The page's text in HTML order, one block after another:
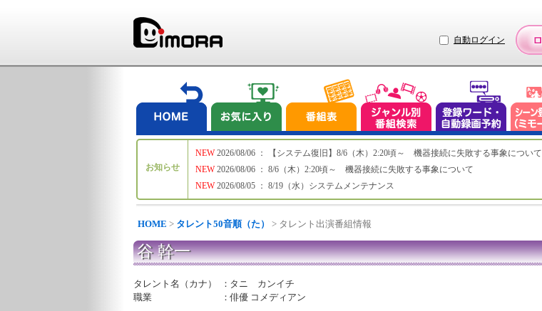
自動ログイン
お知らせ
NEW
NEW
NEW
2026/08/06 ： 【システム復旧】8/6（木）2:20頃～ 機器接続に失敗する事象について
2026/08/06 ： 8/6（木）2:20頃～ 機器接続に失敗する事象について
2026/08/05 ： 8/19（水）システムメンテナンス
HOME > タレント50音順（た） > タレント出演番組情報
谷 幹一
タレント名（カナ） ： タニ カンイチ
職業
：俳優 コメディアン